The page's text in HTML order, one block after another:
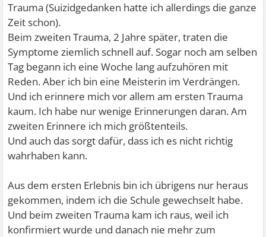
Trauma (Suizidgedanken hatte ich allerdings die ganze
Zeit schon).
Beim zweiten Trauma, 2 Jahre später, traten die
Symptome ziemlich schnell auf. Sogar noch am selben
Tag begann ich eine Woche lang aufzuhören mit
Reden. Aber ich bin eine Meisterin im Verdrängen.
Und ich erinnere mich vor allem am ersten Trauma
kaum. Ich habe nur wenige Erinnerungen daran. Am
zweiten Erinnere ich mich größtenteils.
Und auch das sorgt dafür, dass ich es nicht richtig
wahrhaben kann.
Aus dem ersten Erlebnis bin ich übrigens nur heraus
gekommen, indem ich die Schule gewechselt habe.
Und beim zweiten Trauma kam ich raus, weil ich
konfirmiert wurde und danach nie mehr zum